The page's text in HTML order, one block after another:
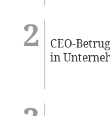
CEO-
in